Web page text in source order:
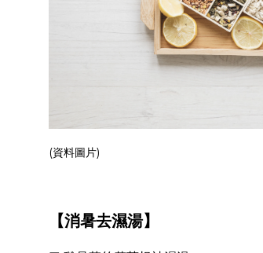
(資料圖片)
【消暑去濕湯】